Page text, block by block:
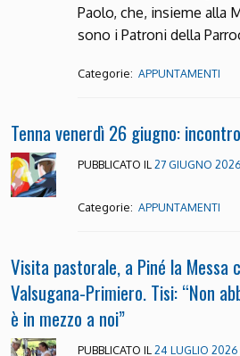
Paolo, che, insieme alla
sono i Patroni della
Categorie: APPUNTAMENTI
Tenna venerdì 26 giugno:
PUBBLICATO IL 27 GIUGNO 2026
Categorie: APPUNTAMENTI
Visita pastorale, a Piné la Messa
Valsugana-Primiero. Tisi: “Non
è in mezzo a noi”
PUBBLICATO IL 24 LUGLIO 2026